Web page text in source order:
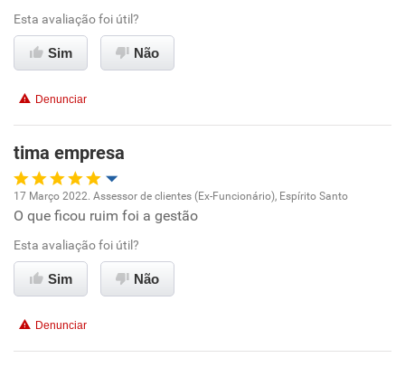
Recomenda esta empresa
Recomenda a diretoria
Esta avaliação foi útil?
Sim Não
Denunciar
tima empresa
Oportunidade de promoção
Ambiente de trabalho
Benefícios
17 Março 2022. Assessor de clientes (Ex-Funcionário), Espírito Santo
O que ficou ruim foi a gestão
Esta avaliação foi útil?
Sim Não
Denunciar